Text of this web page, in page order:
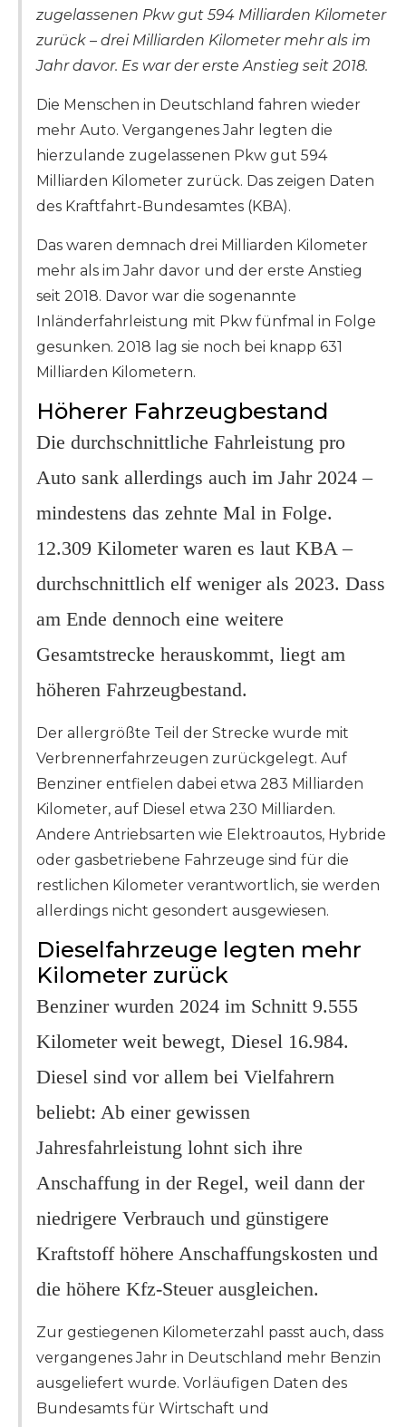
zugelassenen Pkw gut 594 Milliarden Kilometer
zurück – drei Milliarden Kilometer mehr als im
Jahr davor. Es war der erste Anstieg seit 2018.
Die Menschen in Deutschland fahren wieder
mehr Auto. Vergangenes Jahr legten die
hierzulande zugelassenen Pkw gut 594
Milliarden Kilometer zurück. Das zeigen Daten
des Kraftfahrt-Bundesamtes (KBA).
Das waren demnach drei Milliarden Kilometer
mehr als im Jahr davor und der erste Anstieg
seit 2018. Davor war die sogenannte
Inländerfahrleistung mit Pkw fünfmal in Folge
gesunken. 2018 lag sie noch bei knapp 631
Milliarden Kilometern.
Höherer Fahrzeugbestand
Die durchschnittliche Fahrleistung pro
Auto sank allerdings auch im Jahr 2024 –
mindestens das zehnte Mal in Folge.
12.309 Kilometer waren es laut KBA –
durchschnittlich elf weniger als 2023. Dass
am Ende dennoch eine weitere
Gesamtstrecke herauskommt, liegt am
höheren Fahrzeugbestand.
Der allergrößte Teil der Strecke wurde mit
Verbrennerfahrzeugen zurückgelegt. Auf
Benziner entfielen dabei etwa 283 Milliarden
Kilometer, auf Diesel etwa 230 Milliarden.
Andere Antriebsarten wie Elektroautos, Hybride
oder gasbetriebene Fahrzeuge sind für die
restlichen Kilometer verantwortlich, sie werden
allerdings nicht gesondert ausgewiesen.
Dieselfahrzeuge legten mehr
Kilometer zurück
Benziner wurden 2024 im Schnitt 9.555
Kilometer weit bewegt, Diesel 16.984.
Diesel sind vor allem bei Vielfahrern
beliebt: Ab einer gewissen
Jahresfahrleistung lohnt sich ihre
Anschaffung in der Regel, weil dann der
niedrigere Verbrauch und günstigere
Kraftstoff höhere Anschaffungskosten und
die höhere Kfz-Steuer ausgleichen.
Zur gestiegenen Kilometerzahl passt auch, dass
vergangenes Jahr in Deutschland mehr Benzin
ausgeliefert wurde. Vorläufigen Daten des
Bundesamts für Wirtschaft und